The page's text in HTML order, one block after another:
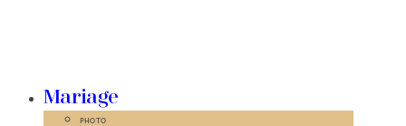
Mariage
PHOTO